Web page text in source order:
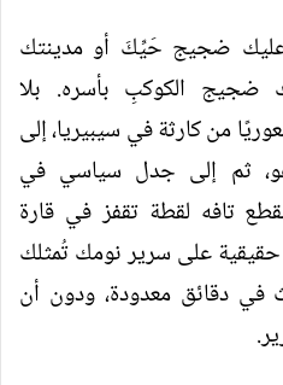
ضجيج حَيِّكَ أو مدينتك
الكوكبِ بأسره. بلا
من كارثة في سيبيريا، إلى
ثم إلى جدل سياسي في
تافه لقطة تقفز في قارة
حقيقية على سرير نومك تُمثلك
دقائق معدودة، ودون أن